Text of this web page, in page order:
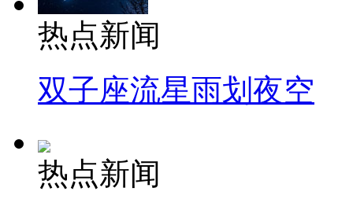
热点新闻
双子座流星雨划夜空
热点新闻